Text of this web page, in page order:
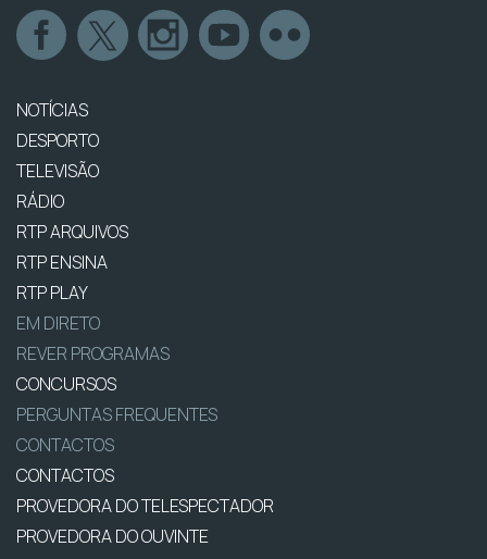
NOTÍCIAS
DESPORTO
TELEVISÃO
RÁDIO
RTP ARQUIVOS
RTP ENSINA
RTP PLAY
EM DIRETO
REVER PROGRAMAS
CONCURSOS
PERGUNTAS FREQUENTES
CONTACTOS
CONTACTOS
PROVEDORA DO TELESPECTADOR
PROVEDORA DO OUVINTE